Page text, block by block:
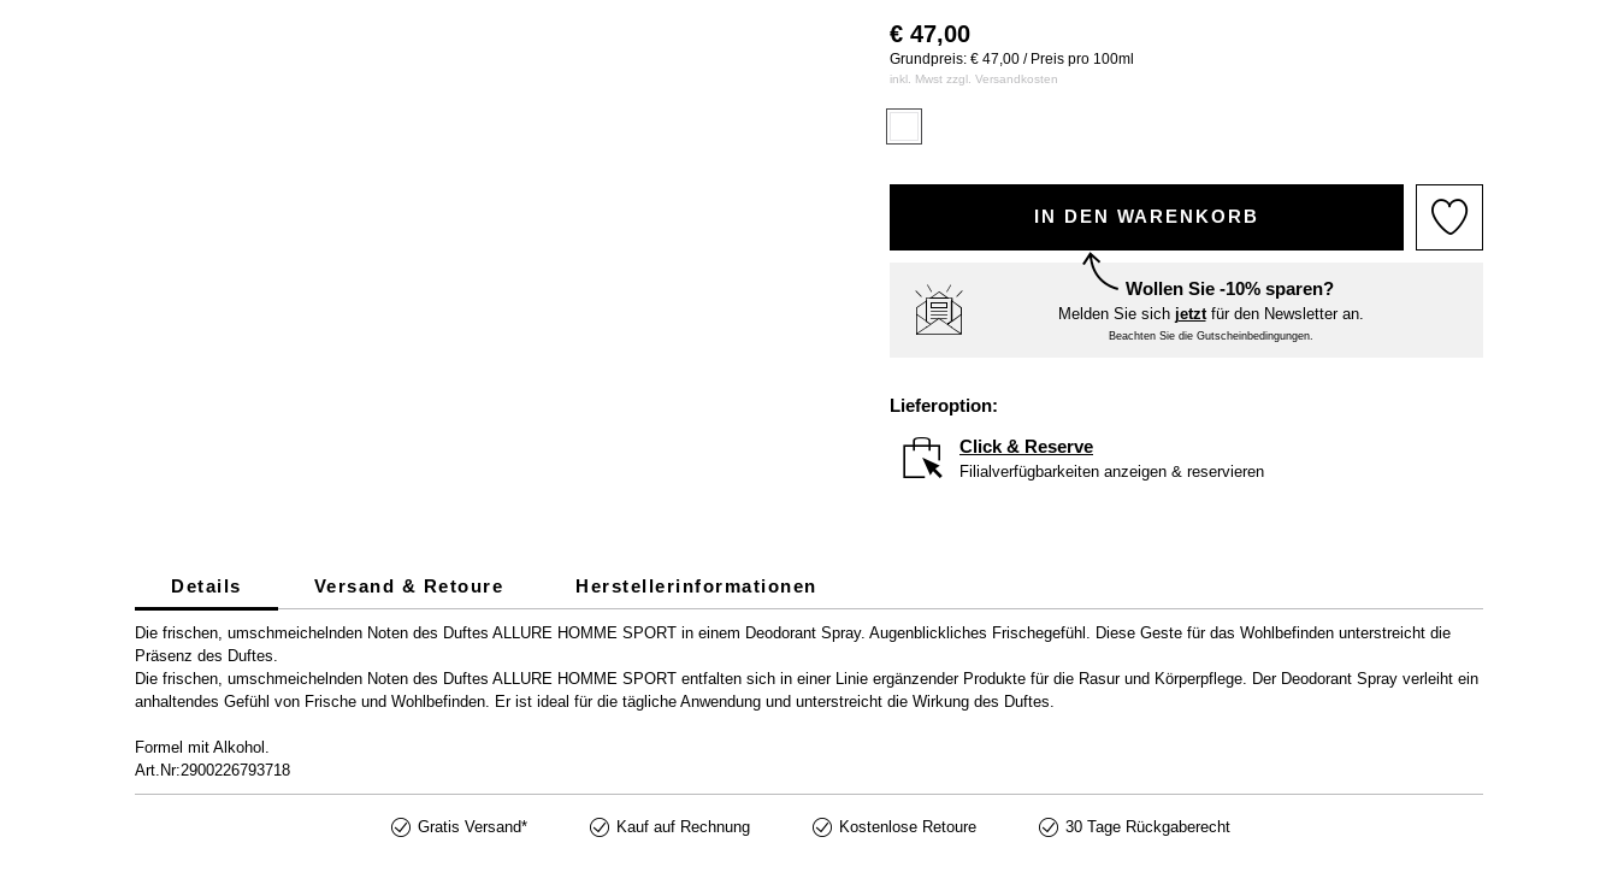
€ 47,00
Grundpreis: € 47,00 / Preis pro 100ml
inkl. Mwst zzgl. Versandkosten
IN DEN WARENKORB
Wollen Sie -10% sparen?
Melden Sie sich jetztfür den Newsletter an.
Beachten Sie die Gutscheinbedingungen.
Lieferoption:
Click & Reserve
Filialverfügbarkeiten anzeigen & reservieren
Details Versand & Retoure Herstellerinformationen
Die frischen, umschmeichelnden Noten des Duftes ALLURE HOMME SPORT in einem Deodorant Spray. Augenblickliches Frischegefühl. Diese Geste für das Wohlbefinden unterstreicht die
Präsenz des Duftes.
Die frischen, umschmeichelnden Noten des Duftes ALLURE HOMME SPORT entfalten sich in einer Linie ergänzender Produkte für die Rasur und Körperpflege. Der Deodorant Spray verleiht ein
anhaltendes Gefühl von Frische und Wohlbefinden. Er ist ideal für die tägliche Anwendung und unterstreicht die Wirkung des Duftes.
Formel mit Alkohol.
Art.Nr:2900226793718
Gratis Versand* Kauf auf Rechnung Kostenlose Retoure 30 Tage Rückgaberecht